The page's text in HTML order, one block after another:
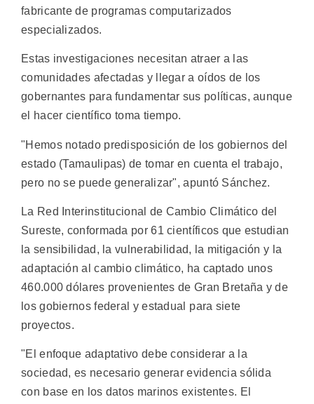
fabricante de programas computarizados
especializados.
Estas investigaciones necesitan atraer a las
comunidades afectadas y llegar a oídos de los
gobernantes para fundamentar sus políticas, aunque
el hacer científico toma tiempo.
"Hemos notado predisposición de los gobiernos del
estado (Tamaulipas) de tomar en cuenta el trabajo,
pero no se puede generalizar", apuntó Sánchez.
La Red Interinstitucional de Cambio Climático del
Sureste, conformada por 61 científicos que estudian
la sensibilidad, la vulnerabilidad, la mitigación y la
adaptación al cambio climático, ha captado unos
460.000 dólares provenientes de Gran Bretaña y de
los gobiernos federal y estadual para siete
proyectos.
"El enfoque adaptativo debe considerar a la
sociedad, es necesario generar evidencia sólida
con base en los datos marinos existentes. El